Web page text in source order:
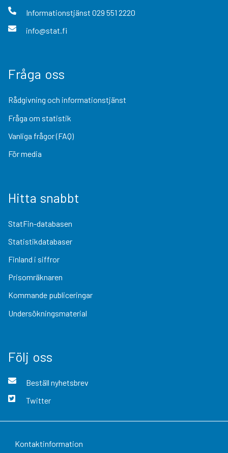
Informationstjänst 029 551 2220
info@stat.fi
Fråga oss
Rådgivning och informationstjänst
Fråga om statistik
Vanliga frågor (FAQ)
För media
Hitta snabbt
StatFin-databasen
Statistikdatabaser
Finland i siffror
Prisomräknaren
Kommande publiceringar
Undersökningsmaterial
Följ oss
Beställ nyhetsbrev
Twitter
Kontaktinformation